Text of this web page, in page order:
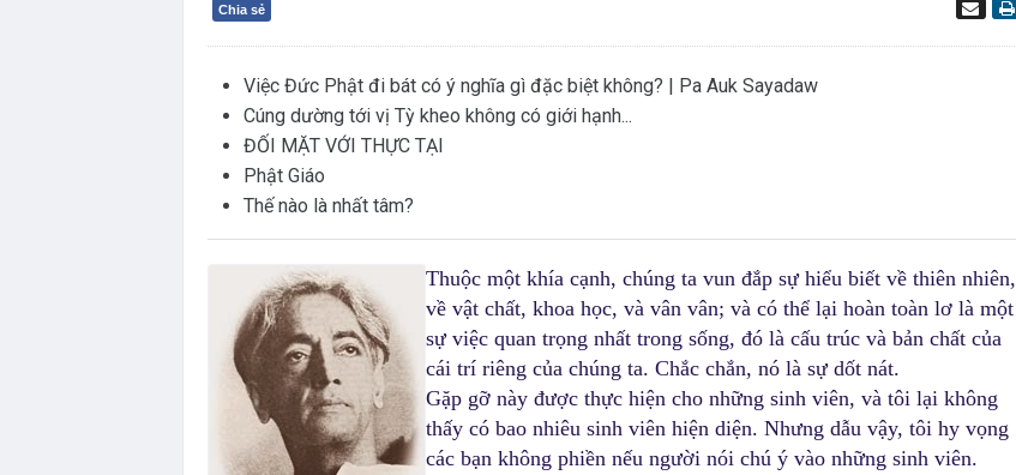
Chia sẻ
Việc Đức Phật đi bát có ý nghĩa gì đặc biệt không? | Pa Auk Sayadaw
Cúng dường tới vị Tỳ kheo không có giới hạnh...
ĐỐI MẶT VỚI THỰC TẠI
Phật Giáo
Thế nào là nhất tâm?
Thuộc một khía cạnh, chúng ta vun đắp sự hiểu biết về thiên nhiên,
về vật chất, khoa học, và vân vân; và có thể lại hoàn toàn lơ là một
sự việc quan trọng nhất trong sống, đó là cấu trúc và bản chất của
cái trí riêng của chúng ta. Chắc chắn, nó là sự dốt nát.
Gặp gỡ này được thực hiện cho những sinh viên, và tôi lại không
thấy có bao nhiêu sinh viên hiện diện. Nhưng dẫu vậy, tôi hy vọng
các bạn không phiền nếu người nói chú ý vào những sinh viên.